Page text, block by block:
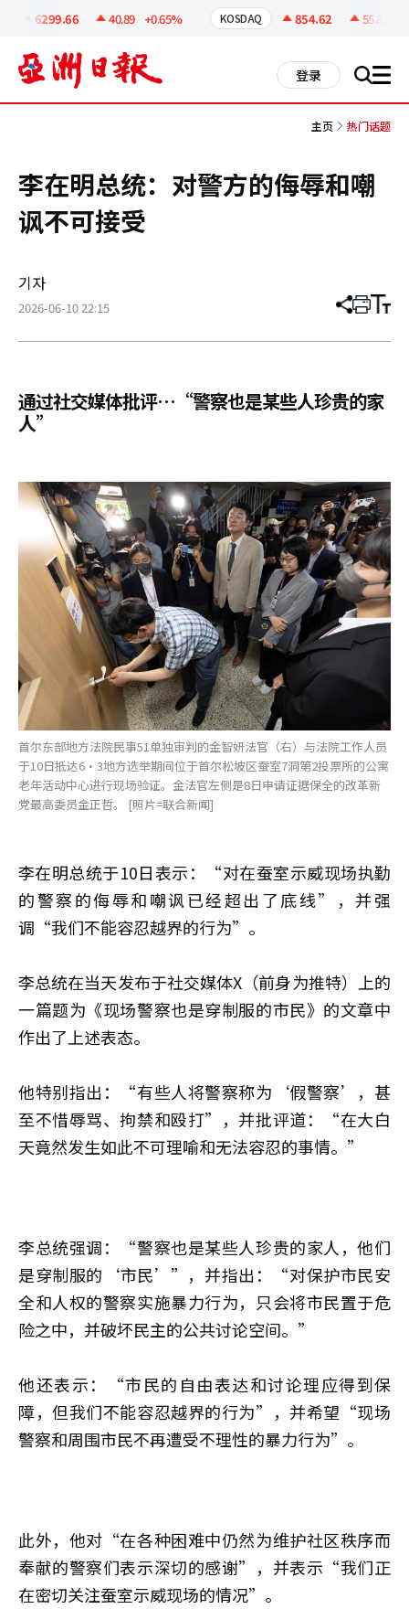
6299.66 40.89 +0.65% KOSDAQ 854.62 55.81
登录 搜 all
主页 热门话题
李在明总统：对警方的侮辱和嘲
讽不可接受
기자
2026-06-10 22:15 分
章
打 调
小
通过社交媒体批评…“警察也是某些人珍贵的家
人”
首尔东部地方法院民事51单独审判的金智妍法官（右）与法院工作人员
于10日抵达6·3地方选举期间位于首尔松坡区蚕室7洞第2投票所的公寓
老年活动中心进行现场验证。金法官左侧是8日申请证据保全的改革新
党最高委员金正哲。 [照片=联合新闻]
李在明总统于10日表示：“对在蚕室示威现场执勤
的警察的侮辱和嘲讽已经超出了底线”，并强
调“我们不能容忍越界的行为”。
李总统在当天发布于社交媒体X（前身为推特）上的
一篇题为《现场警察也是穿制服的市民》的文章中
作出了上述表态。
他特别指出：“有些人将警察称为‘假警察’，甚
至不惜辱骂、拘禁和殴打”，并批评道：“在大白
天竟然发生如此不可理喻和无法容忍的事情。”
李总统强调：“警察也是某些人珍贵的家人，他们
是穿制服的‘市民’”，并指出：“对保护市民安
全和人权的警察实施暴力行为，只会将市民置于危
险之中，并破坏民主的公共讨论空间。”
他还表示：“市民的自由表达和讨论理应得到保
障，但我们不能容忍越界的行为”，并希望“现场
警察和周围市民不再遭受不理性的暴力行为”。
此外，他对“在各种困难中仍然为维护社区秩序而
奉献的警察们表示深切的感谢”，并表示“我们正
在密切关注蚕室示威现场的情况”。